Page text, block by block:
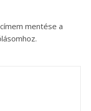
mentése a